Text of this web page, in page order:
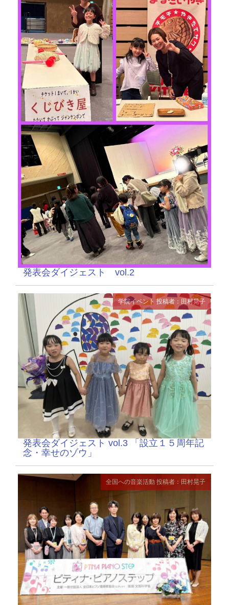
発表会ダイジェスト vol.2
学院イベント 投稿者：田村晃子
発表会ダイジェスト vol.3 「設立１５周年記
念・幸せのゾウ」
全国への音楽活動 投稿者：田村晃子